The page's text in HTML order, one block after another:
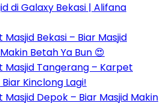
di Galaxy Bekasi | Alifana
Bekasi – Biar Masjid
Betah Ya Bun 😍
Masjid Tangerang – Karpet
Kinclong Lagi!
Depok – Biar Masjid Makin